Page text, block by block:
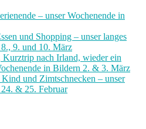
– unser Wochenende in
und Shopping – unser langes
9. und 10. März
nach Irland, wieder ein
in Bildern 2. & 3. März
und Zimtschnecken – unser
& 25. Februar